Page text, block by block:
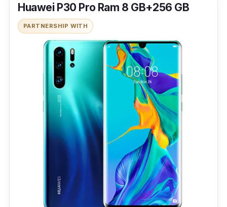
Huawei P30 Pro Ram 8 GB+256 GB
PARTNERSHIP WITH